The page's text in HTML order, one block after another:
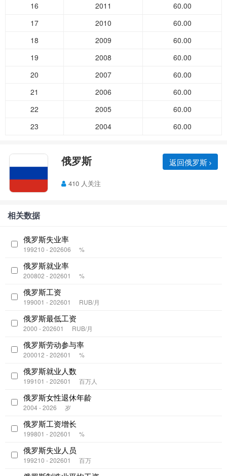
16
2011
60.00
17
2010
60.00
18
2009
60.00
19
2008
60.00
20
2007
60.00
21
2006
60.00
22
2005
60.00
23
2004 60.00
俄罗斯 返回俄罗斯
410 人关注
相关数据
俄罗斯失业率
199210 - 202606 %
俄罗斯就业率
200802 - 202601 %
俄罗斯工资
199001 - 202601 RUB/月
俄罗斯最低工资
2000 - 202601 RUB/月
俄罗斯劳动参与率
200012 - 202601 %
俄罗斯就业人数
199101 - 202601 百万人
俄罗斯女性退休年龄
2004 - 2026 岁
俄罗斯工资增长
199801 - 202601 %
俄罗斯失业人员
199210 - 202601 百万